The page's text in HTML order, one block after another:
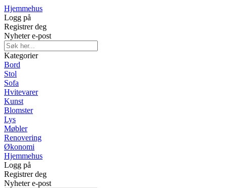
Hjemmehus
Logg på
Registrer deg
Nyheter e-post
Kategorier
Bord
Stol
Sofa
Hvitevarer
Kunst
Blomster
Lys
Møbler
Renovering
Økonomi
Hjemmehus
Logg på
Registrer deg
Nyheter e-post